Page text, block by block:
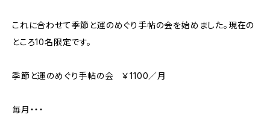
これに合わせて季節と運のめぐり手帖の会を始めました。現在の
ところ10名限定です。
季節と運のめぐり手帖の会 ￥1100／月
毎月・・・